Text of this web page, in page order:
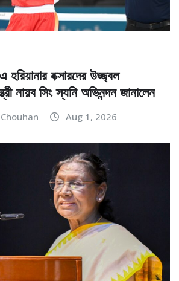
বক্সারদের উজ্জ্বল
নায়ব সিং স্যনি অভিনন্দন জানালেন
Aug 1, 2026